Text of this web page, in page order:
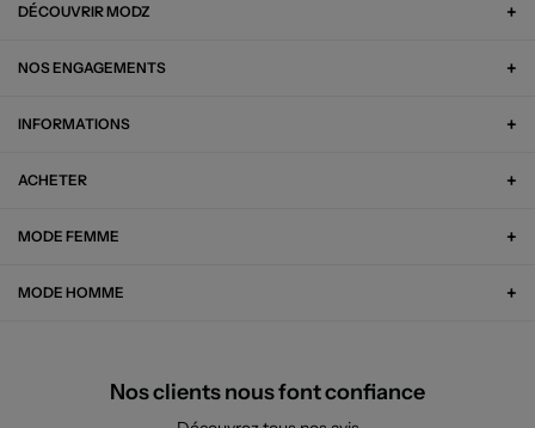
DÉCOUVRIR MODZ
NOS ENGAGEMENTS
INFORMATIONS
ACHETER
MODE FEMME
MODE HOMME
Nos clients nous font confiance